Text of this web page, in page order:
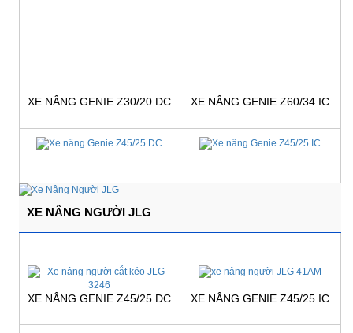
XE NÂNG GENIE Z30/20 DC
Giá:Liên hệ
XE NÂNG GENIE Z60/34 IC
Giá: Liên hệ
XE NÂNG GENIE Z45/25 DC XE NÂNG GENIE Z45/25 IC
XE NÂNG NGƯỜI JLG